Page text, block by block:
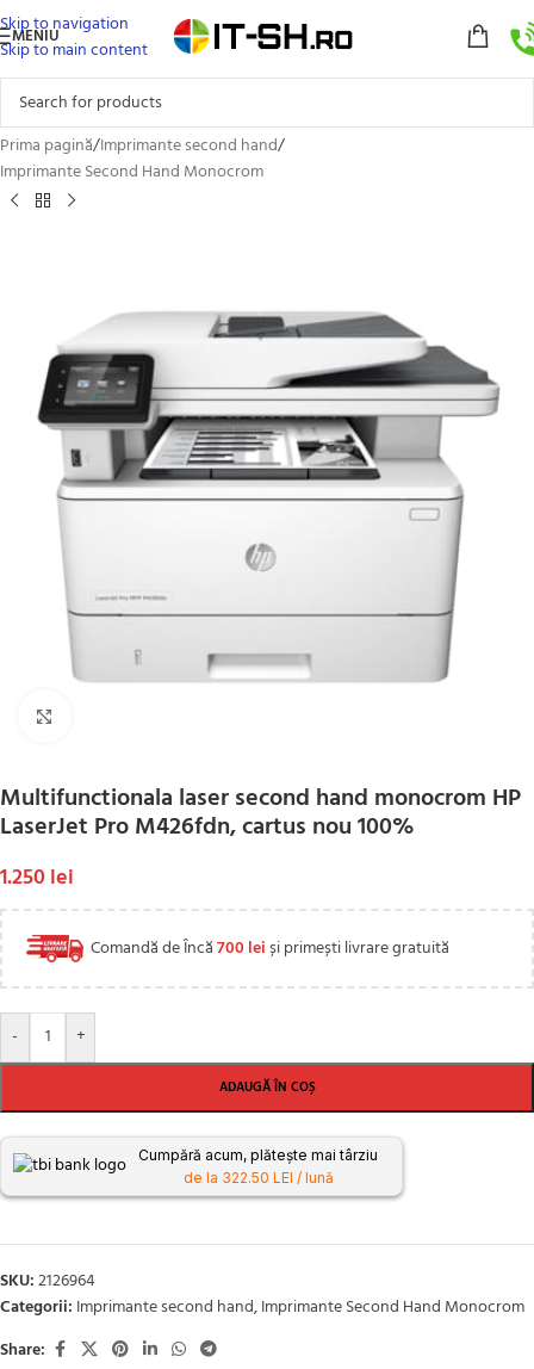
Skip to navigation
Skip to main content
MENIU
Prima pagină/Imprimante second hand/
Imprimante Second Hand Monocrom
Multifunctionala laser second hand monocrom HP
LaserJet Pro M426fdn, cartus nou 100%
1.250lei
Comandă de Încă700 leiși primești livrare gratuită
- +
ADAUGĂ ÎN COȘ
Cumpără acum, plătește mai târziu
de la 322.50 LEI / lună
SKU:2126964
Categorii: Imprimante second hand,Imprimante Second Hand Monocrom
Share: